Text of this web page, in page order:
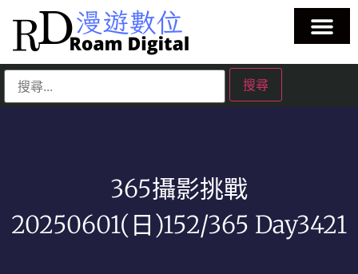
365攝影挑戰
20250601(日)152/365 Day3421